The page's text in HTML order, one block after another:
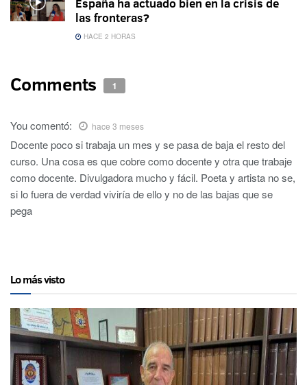
España ha actuado bien en la crisis de
las fronteras?
HACE 2 HORAS
Comments 1
Youcomentó: hace 3 meses
Docente poco si trabaja un mes y se pasa de baja el resto del
curso. Una cosa es que cobre como docente y otra que trabaje
como docente. Divulgadora mucho y fácil. Poeta y artista no se,
si lo fuera de verdad viviría de ello y no de las bajas que se
pega
Lo más visto